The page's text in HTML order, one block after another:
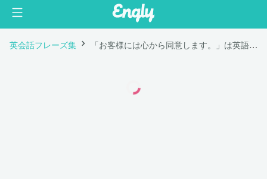
英会話フレーズ集 「お客様には心から同意します。」は英語で "I absolutely agree with you."